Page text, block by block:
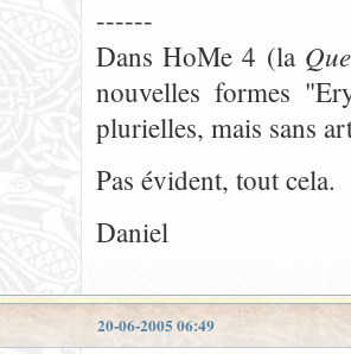
------
Dans HoMe 4 (la
nouvelles formes
plurielles, mais sans
Pas évident, tout cela.
Daniel
20-06-2005 06:49